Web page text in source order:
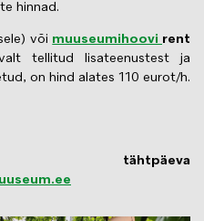
hinnad.
või muuseumihoovi rent
tellitud lisateenustest ja
on hind alates 110 eurot/h.
tähtpäeva